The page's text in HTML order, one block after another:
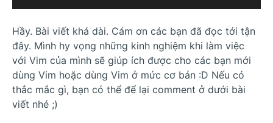
Hầy. Bài viết khá dài. Cám ơn các bạn đã đọc tới tận
đây. Mình hy vọng những kinh nghiệm khi làm việc
với Vim của mình sẽ giúp ích được cho các bạn mới
dùng Vim hoặc dùng Vim ở mức cơ bản :D Nếu có
thắc mắc gì, bạn có thể để lại comment ở dưới bài
viết nhé ;)